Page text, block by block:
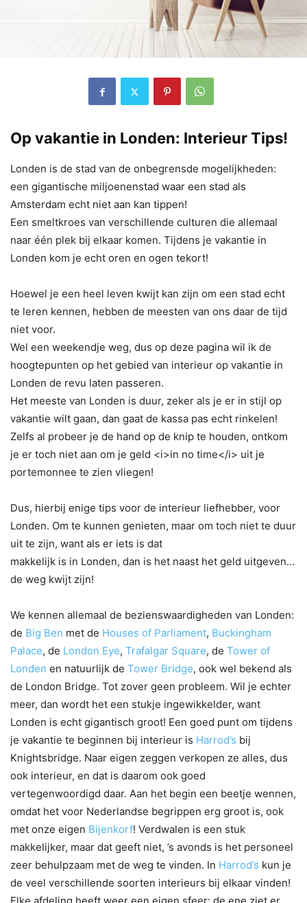
Op vakantie in Londen: Interieur Tips!
Londen is de stad van de onbegrensde mogelijkheden:
een gigantische miljoenenstad waar een stad als
Amsterdam echt niet aan kan tippen!
Een smeltkroes van verschillende culturen die allemaal
naar één plek bij elkaar komen. Tijdens je vakantie in
Londen kom je echt oren en ogen tekort!
Hoewel je een heel leven kwijt kan zijn om een stad echt
te leren kennen, hebben de meesten van ons daar de tijd
niet voor.
Wel een weekendje weg, dus op deze pagina wil ik de
hoogtepunten op het gebied van interieur op vakantie in
Londen de revu laten passeren.
Het meeste van Londen is duur, zeker als je er in stijl op
vakantie wilt gaan, dan gaat de kassa pas echt rinkelen!
Zelfs al probeer je de hand op de knip te houden, ontkom
je er toch niet aan om je geld <i>in no time</i> uit je
portemonnee te zien vliegen!
Dus, hierbij enige tips voor de interieur liefhebber, voor
Londen. Om te kunnen genieten, maar om toch niet te duur
uit te zijn, want als er iets is dat
makkelijk is in Londen, dan is het naast het geld uitgeven…
de weg kwijt zijn!
We kennen allemaal de bezienswaardigheden van Londen:
de Big Ben met de Houses of Parliament, Buckingham
Palace, de London Eye, Trafalgar Square, de Tower of
Londen en natuurlijk de Tower Bridge, ook wel bekend als
de London Bridge. Tot zover geen probleem. Wil je echter
meer, dan wordt het een stukje ingewikkelder, want
Londen is echt gigantisch groot! Een goed punt om tijdens
je vakantie te beginnen bij interieur is Harrod’s bij
Knightsbridge. Naar eigen zeggen verkopen ze alles, dus
ook interieur, en dat is daarom ook goed
vertegenwoordigd daar. Aan het begin een beetje wennen,
omdat het voor Nederlandse begrippen erg groot is, ook
met onze eigen Bijenkorf! Verdwalen is een stuk
makkelijker, maar dat geeft niet, ’s avonds is het personeel
zeer behulpzaam met de weg te vinden. In Harrod’s kun je
de veel verschillende soorten interieurs bij elkaar vinden!